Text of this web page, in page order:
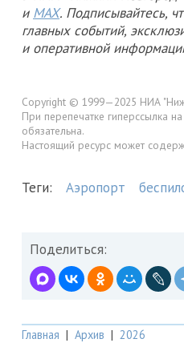
и MAX. Подписывайтесь,
главных событий,
и оперативной
Copyright © 1999—2025 НИА
При перепечатке гиперссылка
обязательна.
Настоящий ресурс может
Теги: Аэропорт
Поделиться:
Главная | Архив | 2026